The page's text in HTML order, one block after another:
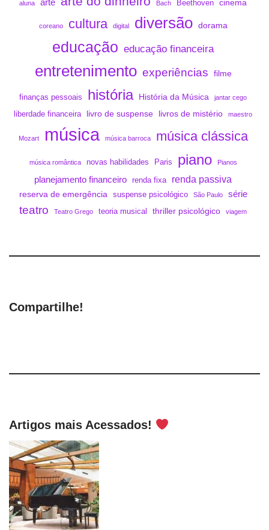
aluna arte Bach Beethoven cinema
coreano cultura digital diversão dorama
educação educação financeira
entretenimento experiências filme
finanças pessoais história História da Música jantar cego
liberdade financeira livro de suspense livros de mistério maestro
Mozart música música barroca música clássica
música romântica novas habilidades Paris piano Pianos
planejamento financeiro renda fixa renda passiva
reserva de emergência suspense psicológico São Paulo série
teatro Teatro Grego teoria musical thriller psicológico viagem
Compartilhe!
Artigos mais Acessados!